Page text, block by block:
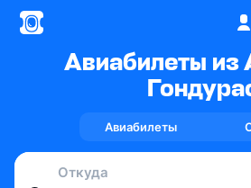
Авиабилеты из
Авиабилеты